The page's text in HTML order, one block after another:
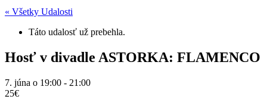
« Všetky Udalosti
Táto udalosť už prebehla.
Hosť v divadle ASTORKA: FLAMENCO
7. júna o 19:00 - 21:00
25€